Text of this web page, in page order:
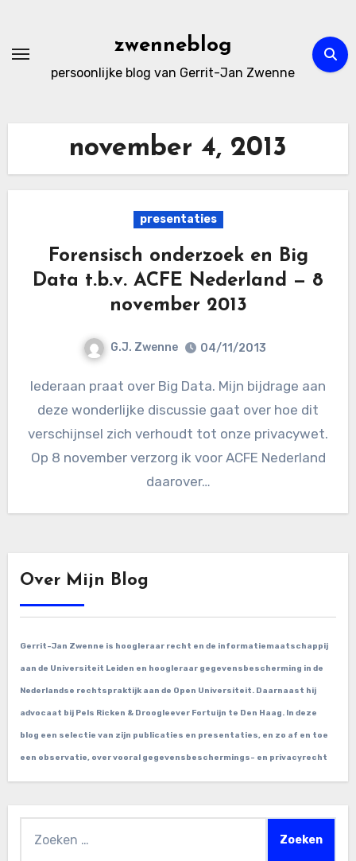
de
zwenneblog
persoonlijke blog van Gerrit-Jan Zwenne
november 4, 2013
presentaties
Forensisch onderzoek en Big
Data t.b.v. ACFE Nederland — 8
november 2013
G.J. Zwenne 04/11/2013
Iederaan praat over Big Data. Mijn bijdrage aan
deze wonderlijke discussie gaat over hoe dit
verschijnsel zich verhoudt tot onze privacywet.
Op 8 november verzorg ik voor ACFE Nederland
daarover…
Over Mijn Blog
Gerrit-Jan Zwenne is hoogleraar recht en de informatiemaatschappij
aan de Universiteit Leiden en hoogleraar gegevensbescherming in de
Nederlandse rechtspraktijk aan de Open Universiteit. Daarnaast hij
advocaat bij Pels Ricken & Droogleever Fortuijn te Den Haag. In deze
blog een selectie van zijn publicaties en presentaties, en zo af en toe
een observatie, over vooral gegevensbeschermings- en privacyrecht
naar: